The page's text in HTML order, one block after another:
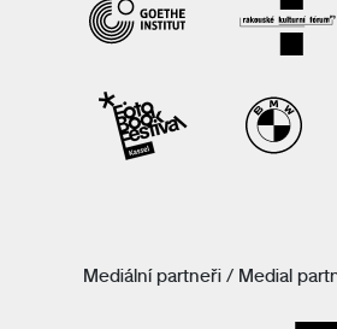
Mediální partneři / Medial